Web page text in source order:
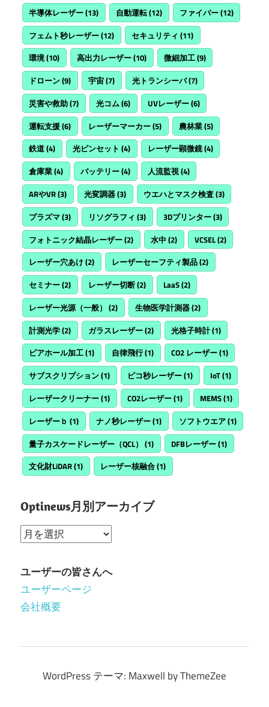
半導体レーザー(13) 自動運転(12) ファイバー(12)
フェムト秒レーザー(12) セキュリティ (11)
環境(10) 高出力レーザー(10) 微細加工(9)
ドローン(9) 宇宙(7) 光トランシーバ(7)
災害や救助(7) 光コム(6) UVレーザー(6)
運転支援(6) レーザーマーカー(5) 農林業(5)
鉄道(4) 光ピンセット (4) レーザー顕微鏡(4)
倉庫業(4) バッテリー(4) 人流監視(4)
ARやVR(3) 光変調器(3) ウエハとマスク検査(3)
プラズマ(3) リソグラフィ (3) 3Dプリンター(3)
フォトニック結晶レーザー(2) 水中 (2) VCSEL(2)
レーザー穴あけ(2) レーザーセーフティ製品(2)
セミナー(2) レーザー切断(2) LaaS(2)
レーザー光源（一般） (2) 生物医学計測器(2)
計測光学(2) ガラスレーザー(2) 光格子時計(1)
ビアホール加工(1) 自律飛行(1) CO2 レーザー(1)
サブスクリプション(1) ピコ秒レーザー(1) IoT(1)
レーザークリーナー(1) CO2レーザー(1) MEMS(1)
レーザーｂ (1) ナノ秒レーザー(1) ソフトウエア(1)
量子カスケードレーザー（QCL） (1) DFBレーザー(1)
文化財LiDAR(1) レーザー核融合(1)
Optinews月別アーカイブ
Optinews
別
ア
ー
ユーザーの皆さんへ
ユーザーページ
会社概要
WordPress テーマ: Maxwell by ThemeZee